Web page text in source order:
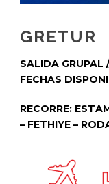
GRETUR
SALIDA
FECHAS
RECORRE:
– FETHIYE –